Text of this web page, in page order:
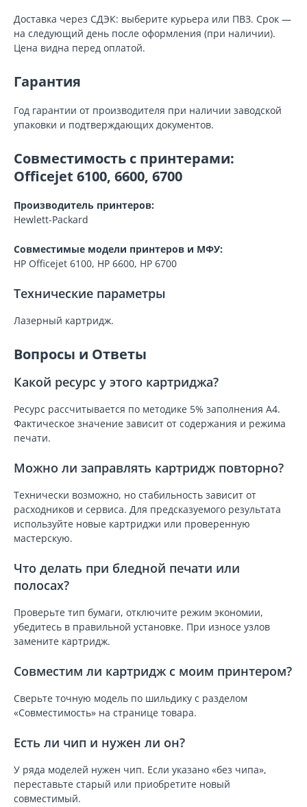
Доставка через СДЭК: выберите курьера или ПВЗ. Срок —
на следующий день после оформления (при наличии).
Цена видна перед оплатой.
Гарантия
Год гарантии от производителя при наличии заводской
упаковки и подтверждающих документов.
Совместимость с принтерами:
Officejet 6100, 6600, 6700
Производитель принтеров:
Hewlett-Packard
Совместимые модели принтеров и МФУ:
HP Officejet 6100, HP 6600, HP 6700
Технические параметры
Лазерный картридж.
Вопросы и Ответы
Какой ресурс у этого картриджа?
Ресурс рассчитывается по методике 5% заполнения A4.
Фактическое значение зависит от содержания и режима
печати.
Можно ли заправлять картридж повторно?
Технически возможно, но стабильность зависит от
расходников и сервиса. Для предсказуемого результата
используйте новые картриджи или проверенную
мастерскую.
Что делать при бледной печати или
полосах?
Проверьте тип бумаги, отключите режим экономии,
убедитесь в правильной установке. При износе узлов
замените картридж.
Совместим ли картридж с моим принтером?
Сверьте точную модель по шильдику с разделом
«Совместимость» на странице товара.
Есть ли чип и нужен ли он?
У ряда моделей нужен чип. Если указано «без чипа»,
переставьте старый или приобретите новый
совместимый.